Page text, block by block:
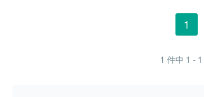
1
1 件中 1 - 1